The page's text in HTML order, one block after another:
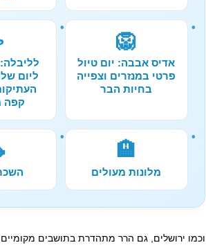
🦁
אדיס אבבה: יום טיול
פרטי במנזרים וצפייה
בחיות הבר
ליום
קפה
🏨
מלונות מעולים
וכמו ירושלים, גם הרר מתהדרת בתושבים